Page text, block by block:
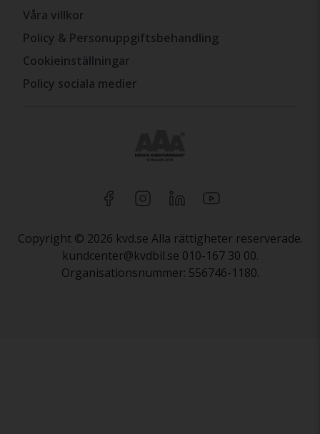
Våra villkor
Policy & Personuppgiftsbehandling
Cookieinställningar
Policy sociala medier
Copyright © 2026 kvd.se Alla rättigheter reserverade.
kundcenter@kvdbil.se 010-167 30 00.
Organisationsnummer: 556746-1180.